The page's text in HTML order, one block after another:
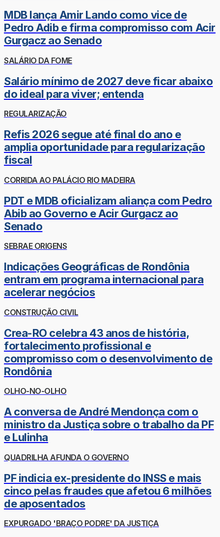
MDB lança Amir Lando como vice de
Pedro Adib e firma compromisso com Acir
Gurgacz ao Senado
SALÁRIO DA FOME
Salário mínimo de 2027 deve ficar abaixo
do ideal para viver; entenda
REGULARIZAÇÃO
Refis 2026 segue até final do ano e
amplia oportunidade para regularização
fiscal
CORRIDA AO PALÁCIO RIO MADEIRA
PDT e MDB oficializam aliança com Pedro
Abib ao Governo e Acir Gurgacz ao
Senado
SEBRAE ORIGENS
Indicações Geográficas de Rondônia
entram em programa internacional para
acelerar negócios
CONSTRUÇÃO CIVIL
Crea-RO celebra 43 anos de história,
fortalecimento profissional e
compromisso com o desenvolvimento de
Rondônia
OLHO-NO-OLHO
A conversa de André Mendonça com o
ministro da Justiça sobre o trabalho da PF
e Lulinha
QUADRILHA AFUNDA O GOVERNO
PF indicia ex-presidente do INSS e mais
cinco pelas fraudes que afetou 6 milhões
de aposentados
EXPURGADO 'BRAÇO PODRE' DA JUSTIÇA